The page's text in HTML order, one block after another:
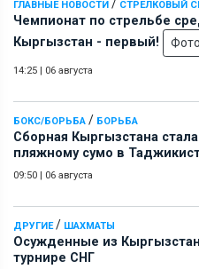
ГЛАВНЫЕ НОВОСТИ / СТРЕЛКОВЫЙ
Чемпионат по стрельбе
Кыргызстан - первый!
Фото
14:25 | 06 августа
БОКС/БОРЬБА / БОРЬБА
Сборная Кыргызстана
пляжному сумо в
09:50 | 06 августа
ДРУГИЕ/ ШАХМАТЫ
Осужденные из
турнире СНГ